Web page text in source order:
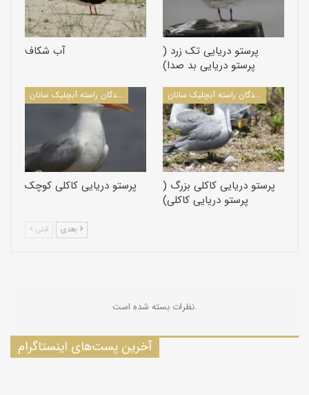
آب شکاف
پرستو دریایی تک زرد (
پرستو دریایی بد صدا)
پرندگان راسته آبچلیک سانان
پرستو دریایی کاکلی کوچک
پرندگان راسته آبچلیک سانان
پرستو دریایی کاکلی بزرگ (
پرستو دریایی کاکلی)
قبلی
نظرات بسته شده است.
آخرین پست‌های اینستاگرام